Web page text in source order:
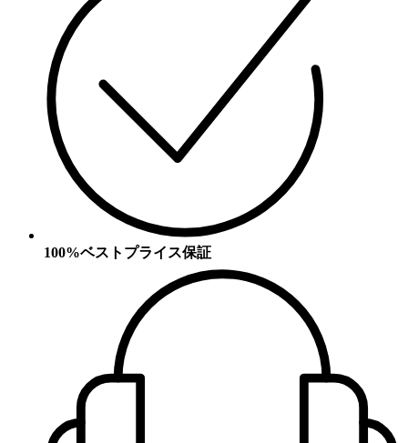
100%ベストプライス保証